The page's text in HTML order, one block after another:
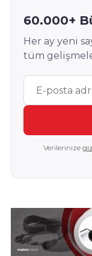
60.000+
Her ay yeni
tüm
Verilerinize